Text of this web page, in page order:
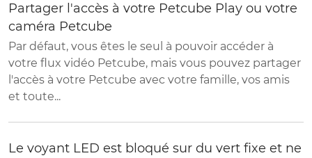
Partager l'accès à votre Petcube Play ou votre
caméra Petcube
Par défaut, vous êtes le seul à pouvoir accéder à
votre flux vidéo Petcube, mais vous pouvez partager
l'accès à votre Petcube avec votre famille, vos amis
et toute...
Le voyant LED est bloqué sur du vert fixe et ne